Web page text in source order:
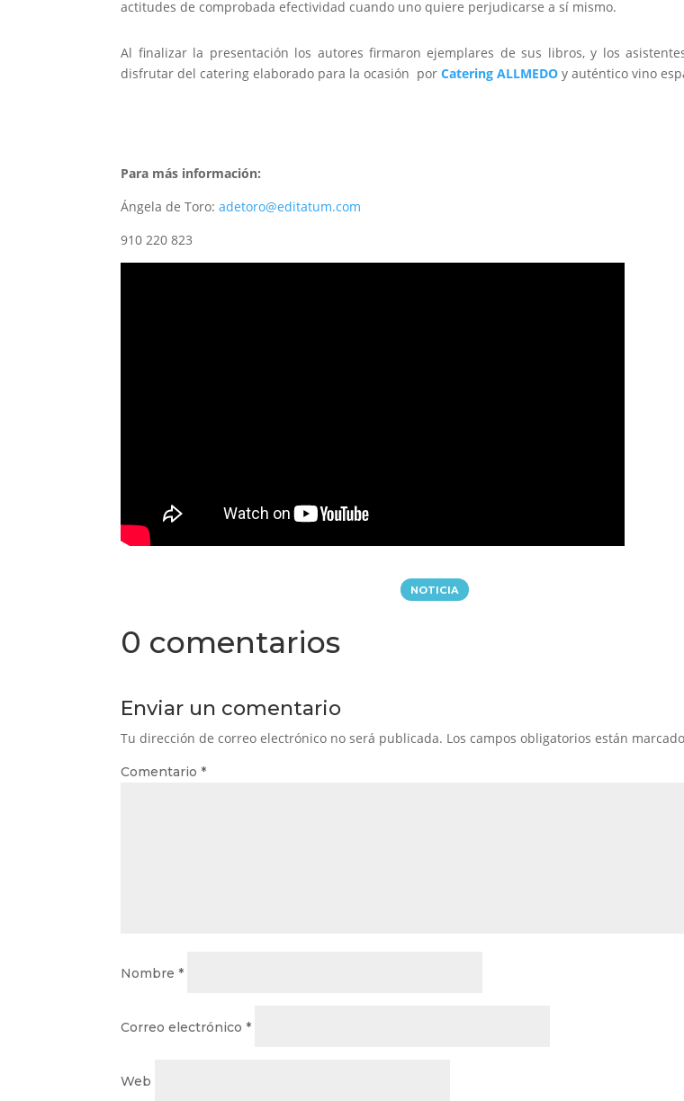
actitudes de comprobada efectividad cuando uno quiere perjudicarse a sí mismo.
Al finalizar la presentación los autores firmaron ejemplares de sus libros, y los
disfrutar del catering elaborado para la ocasión porCatering ALLMEDO y auténtico vino
Para más información:
Ángela de Toro:adetoro@editatum.com
910 220 823
NOTICIA
0 comentarios
Enviar un comentario
Tu dirección de correo electrónico no será publicada. Los campos obligatorios están
Comentario*
Nombre*
Correo electrónico*
Web